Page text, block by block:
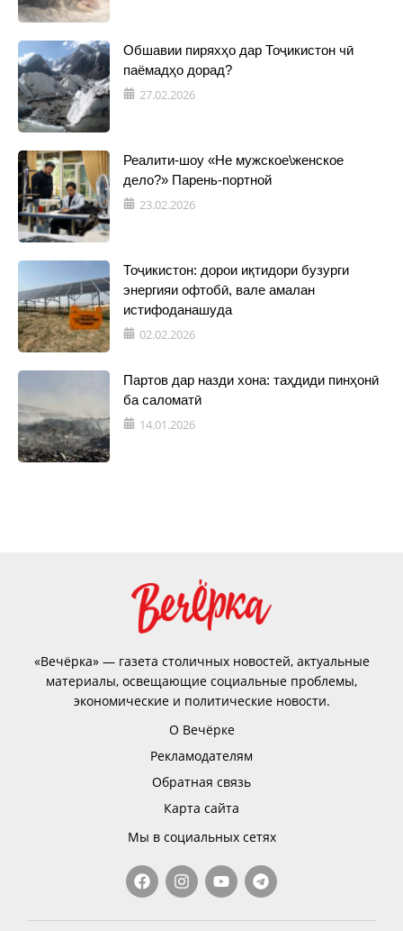
Обшавии пиряхҳо дар Тоҷикистон чӣ
паёмадҳо дорад?
27.02.2026
Реалити-шоу «Не мужское\женское
дело?» Парень-портной
23.02.2026
Тоҷикистон: дорои иқтидори бузурги
энергияи офтобӣ, вале амалан
истифоданашуда
02.02.2026
Партов дар назди хона: таҳдиди пинҳонӣ
ба саломатӣ
14.01.2026
«Вечёрка» — газета столичных новостей, актуальные
материалы, освещающие социальные проблемы,
экономические и политические новости.
О Вечёрке
Рекламодателям
Обратная связь
Карта сайта
Мы в социальных сетях